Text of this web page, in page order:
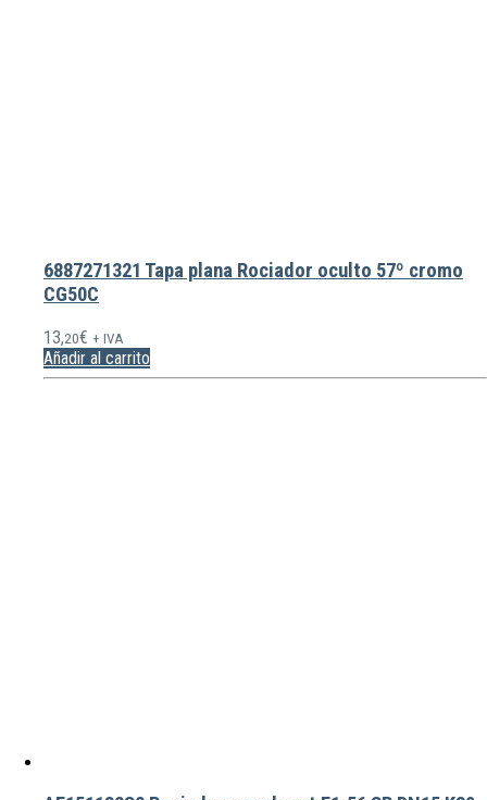
6887271321 Tapa plana Rociador oculto 57º cromo
CG50C
13,20€ + IVA
Añadir al carrito